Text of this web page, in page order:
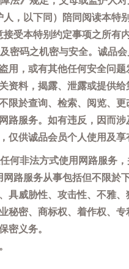
，以下同）陪同阅读本
受本特别约定事项之所有内
密码之机密与安全。诚品
用，或有其他任何安全问
资料，揭露、泄露或提供
限於查询、检索、阅览、
路服务。如有违反，因而
仅供诚品会员个人使用及
何非法方式使用网路服务
路服务从事包括但不限於
具威胁性、攻击性、不雅
秘密、商标权、着作权、专
密义务。